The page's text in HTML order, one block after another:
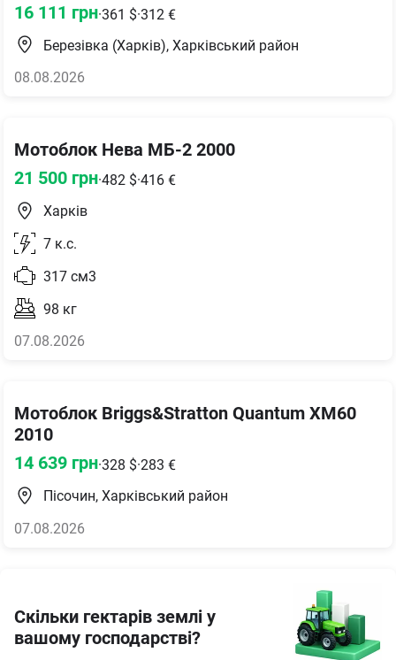
16 111 грн·361 $·312 €
Березівка (Харків), Харківський район
08.08.2026
Мотоблок Нева МБ-2 2000
21 500 грн·482 $·416 €
Харків
7 к.с.
317 см3
98 кг
07.08.2026
Мотоблок Briggs&Stratton Quantum XM60
2010
14 639 грн·328 $·283 €
Пісочин, Харківський район
07.08.2026
Скільки гектарів землі у
вашому господарстві?